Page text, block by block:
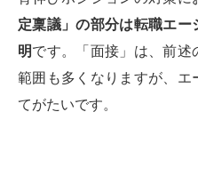
定稟議」の部分は転職エ
明です。「面接」は、前述
範囲も多くなりますが、エ
てがたいです。